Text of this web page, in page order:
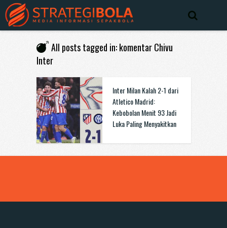
All posts tagged in: komentar Chivu
Inter
Inter Milan Kalah 2-1 dari
Atletico Madrid:
Kebobolan Menit 93 Jadi
Luka Paling Menyakitkan